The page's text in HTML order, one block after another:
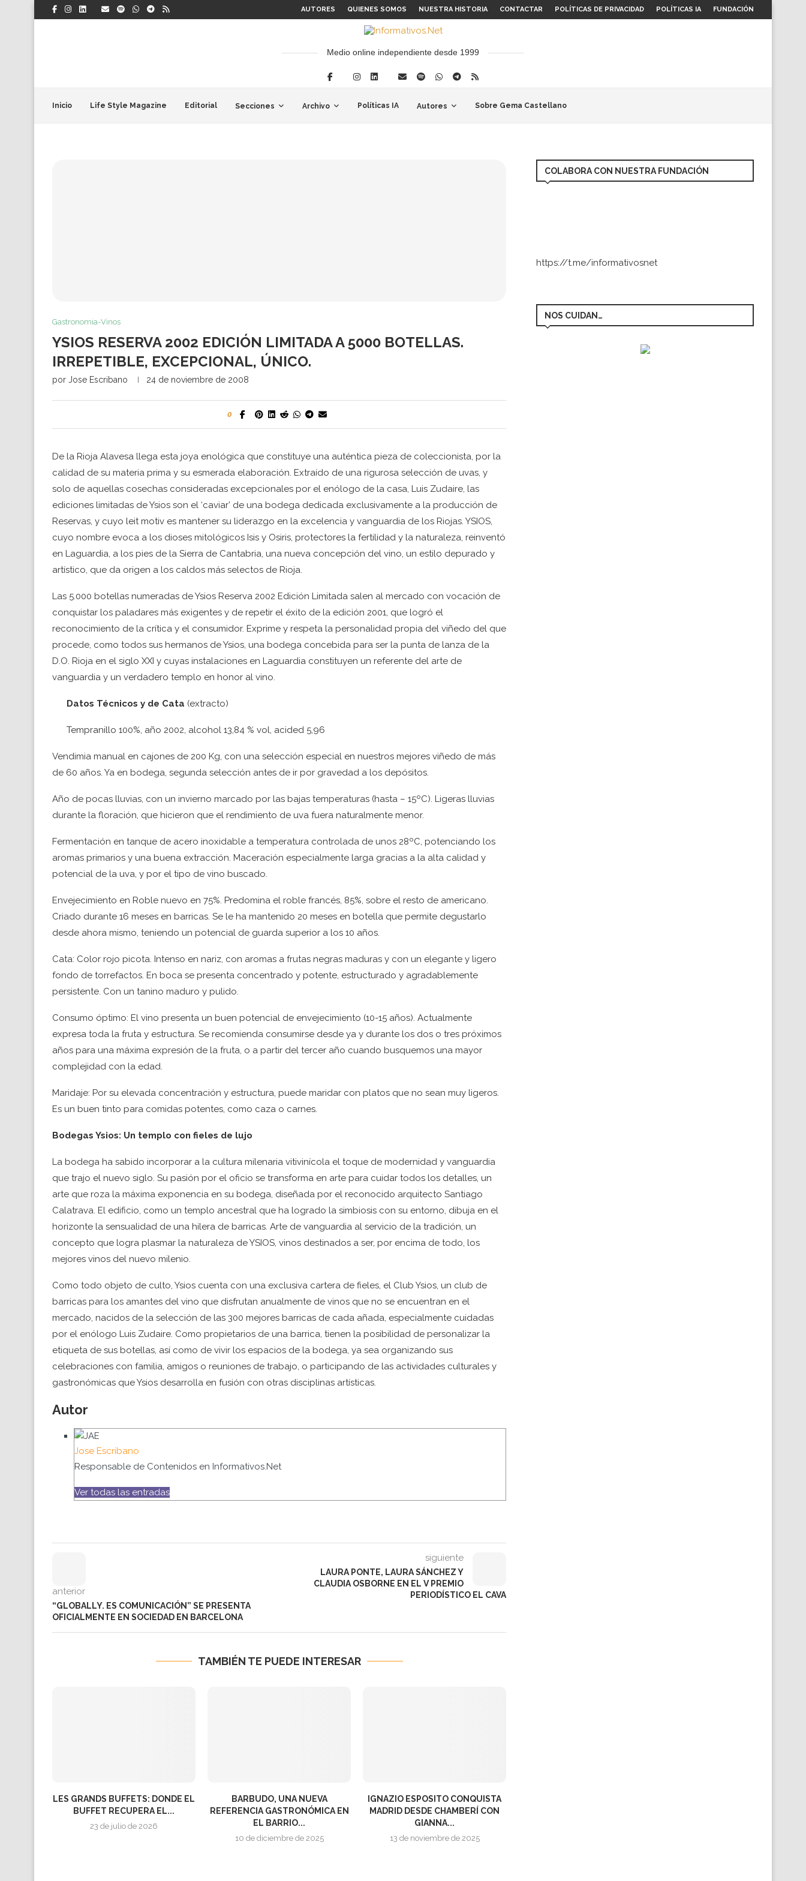
AUTORES QUIENES SOMOS NUESTRA HISTORIA CONTACTAR POLÍTICAS DE PRIVACIDAD POLÍTICAS IA FUNDACIÓN
Medio online independiente desde 1999
Inicio Life Style Magazine Editorial Secciones Archivo Políticas IA Autores Sobre Gema Castellano
Gastronomia-Vinos
YSIOS RESERVA 2002 EDICIÓN LIMITADA A 5000 BOTELLAS.
IRREPETIBLE, EXCEPCIONAL, ÚNICO.
por Jose Escribano 24 de noviembre de 2008
0
De la Rioja Alavesa llega esta joya enológica que constituye una auténtica pieza de coleccionista, por la
calidad de su materia prima y su esmerada elaboración. Extraído de una rigurosa selección de uvas, y
solo de aquellas cosechas consideradas excepcionales por el enólogo de la casa, Luis Zudaire, las
ediciones limitadas de Ysios son el ‘caviar’ de una bodega dedicada exclusivamente a la producción de
Reservas, y cuyo leit motiv es mantener su liderazgo en la excelencia y vanguardia de los Riojas. YSIOS,
cuyo nombre evoca a los dioses mitológicos Isis y Osiris, protectores la fertilidad y la naturaleza, reinventó
en Laguardia, a los pies de la Sierra de Cantabria, una nueva concepción del vino, un estilo depurado y
artístico, que da origen a los caldos más selectos de Rioja.
Las 5.000 botellas numeradas de Ysios Reserva 2002 Edición Limitada salen al mercado con vocación de
conquistar los paladares más exigentes y de repetir el éxito de la edición 2001, que logró el
reconocimiento de la crítica y el consumidor. Exprime y respeta la personalidad propia del viñedo del que
procede, como todos sus hermanos de Ysios, una bodega concebida para ser la punta de lanza de la
D.O. Rioja en el siglo XXI y cuyas instalaciones en Laguardia constituyen un referente del arte de
vanguardia y un verdadero templo en honor al vino.
Datos Técnicos y de Cata (extracto)
Tempranillo 100%, año 2002, alcohol 13,84 % vol, acided 5,96
Vendimia manual en cajones de 200 Kg, con una selección especial en nuestros mejores viñedo de más
de 60 años. Ya en bodega, segunda selección antes de ir por gravedad a los depósitos.
Año de pocas lluvias, con un invierno marcado por las bajas temperaturas (hasta – 15ºC). Ligeras lluvias
durante la floración, que hicieron que el rendimiento de uva fuera naturalmente menor.
Fermentación en tanque de acero inoxidable a temperatura controlada de unos 28ºC, potenciando los
aromas primarios y una buena extracción. Maceración especialmente larga gracias a la alta calidad y
potencial de la uva, y por el tipo de vino buscado.
Envejecimiento en Roble nuevo en 75%. Predomina el roble francés, 85%, sobre el resto de americano.
Criado durante 16 meses en barricas. Se le ha mantenido 20 meses en botella que permite degustarlo
desde ahora mismo, teniendo un potencial de guarda superior a los 10 años.
Cata: Color rojo picota. Intenso en nariz, con aromas a frutas negras maduras y con un elegante y ligero
fondo de torrefactos. En boca se presenta concentrado y potente, estructurado y agradablemente
persistente. Con un tanino maduro y pulido.
Consumo óptimo: El vino presenta un buen potencial de envejecimiento (10-15 años). Actualmente
expresa toda la fruta y estructura. Se recomienda consumirse desde ya y durante los dos o tres próximos
años para una máxima expresión de la fruta, o a partir del tercer año cuando busquemos una mayor
complejidad con la edad.
Maridaje: Por su elevada concentración y estructura, puede maridar con platos que no sean muy ligeros.
Es un buen tinto para comidas potentes, como caza o carnes.
Bodegas Ysios: Un templo con fieles de lujo
La bodega ha sabido incorporar a la cultura milenaria vitivinícola el toque de modernidad y vanguardia
que trajo el nuevo siglo. Su pasión por el oficio se transforma en arte para cuidar todos los detalles, un
arte que roza la máxima exponencia en su bodega, diseñada por el reconocido arquitecto Santiago
Calatrava. El edificio, como un templo ancestral que ha logrado la simbiosis con su entorno, dibuja en el
horizonte la sensualidad de una hilera de barricas. Arte de vanguardia al servicio de la tradición, un
concepto que logra plasmar la naturaleza de YSIOS, vinos destinados a ser, por encima de todo, los
mejores vinos del nuevo milenio.
Como todo objeto de culto, Ysios cuenta con una exclusiva cartera de fieles, el Club Ysios, un club de
barricas para los amantes del vino que disfrutan anualmente de vinos que no se encuentran en el
mercado, nacidos de la selección de las 300 mejores barricas de cada añada, especialmente cuidadas
por el enólogo Luis Zudaire. Como propietarios de una barrica, tienen la posibilidad de personalizar la
etiqueta de sus botellas, así como de vivir los espacios de la bodega, ya sea organizando sus
celebraciones con familia, amigos o reuniones de trabajo, o participando de las actividades culturales y
gastronómicas que Ysios desarrolla en fusión con otras disciplinas artísticas.
Autor
Jose Escribano
Responsable de Contenidos en Informativos.Net
Ver todas las entradas
anterior
“GLOBALLY. ES COMUNICACIÓN” SE PRESENTA
OFICIALMENTE EN SOCIEDAD EN BARCELONA
siguiente
LAURA PONTE, LAURA SÁNCHEZ Y
CLAUDIA OSBORNE EN EL V PREMIO
PERIODÍSTICO EL CAVA
TAMBIÉN TE PUEDE INTERESAR
LES GRANDS BUFFETS: DONDE EL
BUFFET RECUPERA EL...
23 de julio de 2026
BARBUDO, UNA NUEVA
REFERENCIA GASTRONÓMICA EN
EL BARRIO...
10 de diciembre de 2025
IGNAZIO ESPOSITO CONQUISTA
MADRID DESDE CHAMBERÍ CON
GIANNA...
13 de noviembre de 2025
COLABORA CON NUESTRA FUNDACIÓN
https://t.me/informativosnet
NOS CUIDAN…